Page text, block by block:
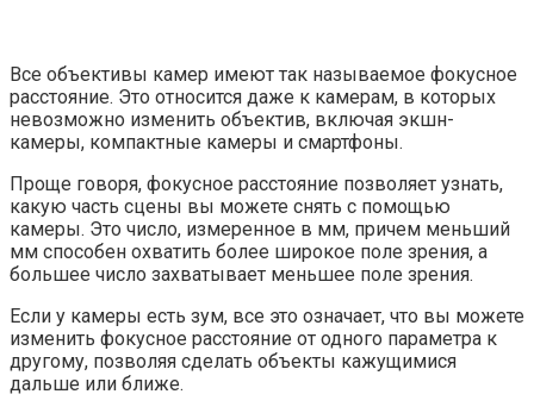
Все объективы камер имеют так называемое фокусное
расстояние. Это относится даже к камерам, в которых
невозможно изменить объектив, включая экшн-
камеры, компактные камеры и смартфоны.
Проще говоря, фокусное расстояние позволяет узнать,
какую часть сцены вы можете снять с помощью
камеры. Это число, измеренное в мм, причем меньший
мм способен охватить более широкое поле зрения, а
большее число захватывает меньшее поле зрения.
Если у камеры есть зум, все это означает, что вы можете
изменить фокусное расстояние от одного параметра к
другому, позволяя сделать объекты кажущимися
дальше или ближе.